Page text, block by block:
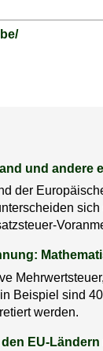
und andere
der
Beispiel sind
werden.
EU-